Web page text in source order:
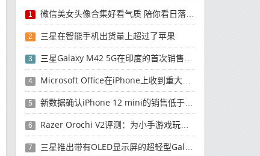
1 微信美女头像合集好看气质 陪你看日落的人比日落更浪漫
2 三星在智能手机出货量上超过了苹果
3 三星Galaxy M42 5G在印度的首次销售将于今晚开始
4 Microsoft Office在iPhone上收到重大更新
5 新数据确认iPhone 12 mini的销售低于预期
6 Razer Orochi V2评测：为小手游戏玩家设计的鼠标
7 三星推出带有OLED显示屏的超轻型Galaxy Book Pro和Galaxy Book Pro 360笔记本电脑